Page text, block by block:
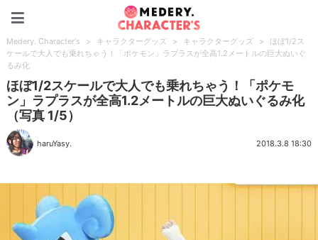
Medery. Character's > キャラクターグッズ > キャラクターグッズ >
ほぼ1/2ス
ケールで大人でも乗れちゃう！「ポケモン」ラプラスが全高1.2メートルの巨大ぬいぐ
るみ化
ほぼ1/2スケールで大人でも乗れちゃう！「ポケモ
ン」ラプラスが全高1.2メートルの巨大ぬいぐるみ化
（写真 1/5）
haruYasy. 2018.3.8 18:30